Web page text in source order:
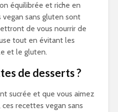
équilibrée et riche en
sans gluten sont
de vous nourrir de
tout en évitant les
et le gluten.
de desserts ?
sucrée et que vous aimez
recettes vegan sans